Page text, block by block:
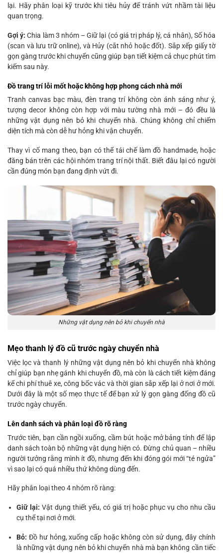
lại. Hãy phân loại kỹ trước khi tiêu hủy để tránh vứt nhầm tài liệu
quan trọng.
Gợi ý: Chia làm 3 nhóm – Giữ lại (có giá trị pháp lý, cá nhân), Số hóa
(scan và lưu trữ online), và Hủy (cắt nhỏ hoặc đốt). Sắp xếp giấy tờ
gọn gàng trước khi chuyển cũng giúp bạn tiết kiệm cả chục phút tìm
kiếm sau này.
Đồ trang trí lỗi mốt hoặc không hợp phong cách nhà mới
Tranh canvas bạc màu, đèn trang trí không còn ánh sáng như ý,
tượng decor không còn hợp với màu tường nhà mới – đó đều là
những vật dụng nên bỏ khi chuyển nhà. Chúng không chỉ chiếm
diện tích mà còn dễ hư hỏng khi vận chuyển.
Thay vì cố mang theo, bạn có thể tái chế làm đồ handmade, hoặc
đăng bán trên các hội nhóm trang trí nội thất. Biết đâu lại có người
cần đúng món bạn đang định vứt đi.
Những vật dụng nên bỏ khi chuyển nhà
Mẹo thanh lý đồ cũ trước ngày chuyển nhà
Việc lọc và thanh lý những vật dụng nên bỏ khi chuyển nhà không
chỉ giúp bạn nhẹ gánh khi chuyển đồ, mà còn là cách tiết kiệm đáng
kể chi phí thuê xe, công bốc vác và thời gian sắp xếp lại ở nơi ở mới.
Dưới đây là một số mẹo thực tế để bạn xử lý gọn gàng đống đồ cũ
trước ngày chuyển.
Lên danh sách và phân loại đồ rõ ràng
Trước tiên, bạn cần ngồi xuống, cầm bút hoặc mở bảng tính để lập
danh sách toàn bộ những vật dụng hiện có. Đừng chủ quan – nhiều
người tưởng rằng mình ít đồ, nhưng đến khi đóng gói mới “té ngửa”
vì sao lại có quá nhiều thứ không dùng đến.
Hãy phân loại theo 4 nhóm rõ ràng:
Giữ lại: Vật dụng thiết yếu, có giá trị hoặc phục vụ cho nhu cầu
cụ thể tại nơi ở mới.
Bỏ: Đồ hư hỏng, xuống cấp hoặc không còn sử dụng, đây chính
là những vật dụng nên bỏ khi chuyển nhà mà bạn không cần tiếc